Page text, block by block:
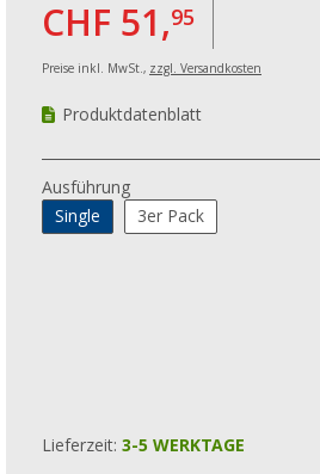
CHF 51,95
Preise inkl. MwSt., zzgl. Versandkosten
Produktdatenblatt
Ausführung
Single
3er Pack
Lieferzeit: 3-5 WERKTAGE